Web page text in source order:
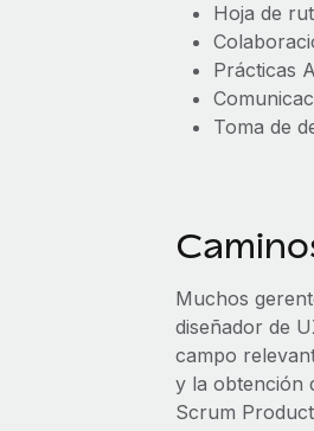
Hoja de
Prácticas
Toma de
Muchos
diseñador de
campo
y la obtención
Scrum